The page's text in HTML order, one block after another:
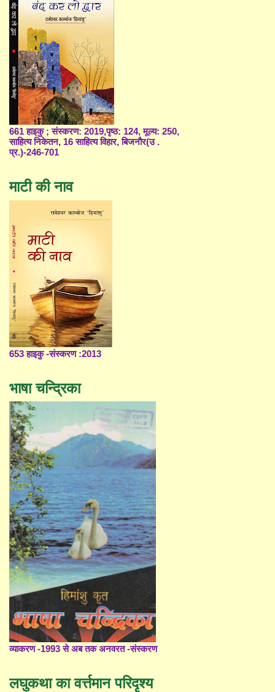
661 हाइकु ; संस्करण: 2019,पृष्ठ: 124, मूल्य: 250,
साहित्य निकेतन, 16 साहित्य विहार, बिजनौर(उ .
प्र.)-246-701
माटी की नाव
653 हाइकु -संस्करण :2013
भाषा चन्द्रिका
व्याकरण -1993 से अब तक अनवरत -संस्करण
लघुकथा का वर्त्तमान परिदृश्य